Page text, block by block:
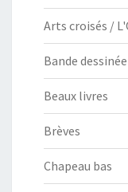
Arts croisés /
Bande dessinée
Beaux livres
Brèves
Chapeau bas